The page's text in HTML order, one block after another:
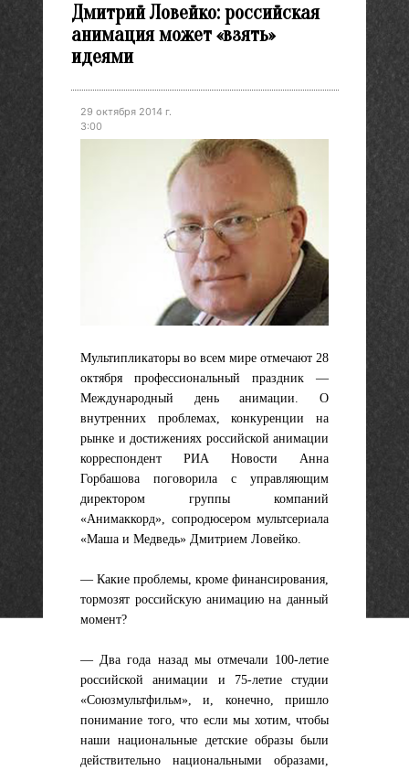
Дмитрий Ловейко: российская
анимация может «взять»
идеями
29 октября 2014 г.
3:00
Мультипликаторы во всем мире отмечают 28
октября профессиональный праздник —
Международный день анимации. О
внутренних проблемах, конкуренции на
рынке и достижениях российской анимации
корреспондент РИА Новости Анна
Горбашова поговорила с управляющим
директором группы компаний
«Анимаккорд», сопродюсером мультсериала
«Маша и Медведь» Дмитрием Ловейко.
— Какие проблемы, кроме финансирования,
тормозят российскую анимацию на данный
момент?
— Два года назад мы отмечали 100-летие
российской анимации и 75-летие студии
«Союзмультфильм», и, конечно, пришло
понимание того, что если мы хотим, чтобы
наши национальные детские образы были
действительно национальными образами,